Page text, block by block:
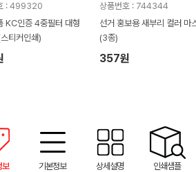
: 499320
KC인증 4중필터 대형
스크 (스티커인쇄)
상품번호 : 744344
선거 홍보용 새부리 컬러 마
(3종)
357원
보 기본정보 상세설명 인쇄샘플